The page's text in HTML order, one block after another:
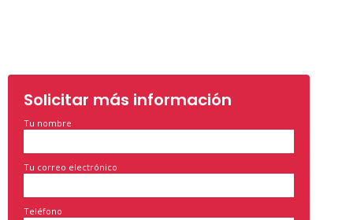
Solicitar más información
Tu nombre
Tu correo electrónico
Teléfono